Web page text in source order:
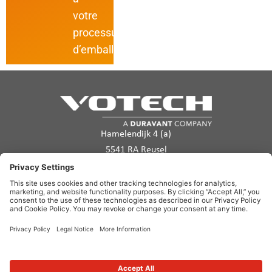
votre
processus
d’emballage.
Hamelendijk 4 (a)
5541 RA Reusel
info@votech.com
+32 2 555 11 70
Politique de confidentialitéConditions d’utilisation
Politique en matière de cookiesAvertissement